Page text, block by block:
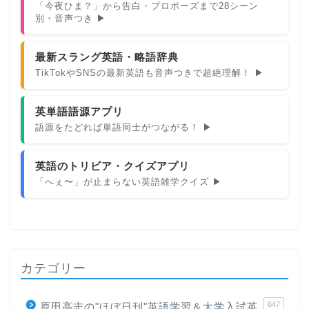
「今夜ひま？」から告白・プロポーズまで28シーン
別・音声つき ▶
最新スラング英語・略語辞典
TikTokやSNSの最新英語も音声つきで超絶理解！ ▶
英単語語源アプリ
語源をたどれば単語同士がつながる！ ▶
英語のトリビア・クイズアプリ
「へぇ〜」が止まらない英語雑学クイズ ▶
カテゴリー
647